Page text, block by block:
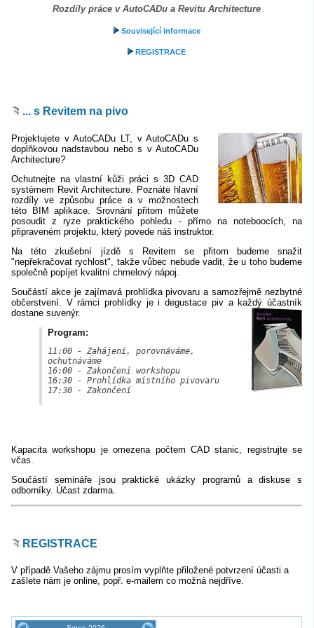
Rozdíly práce v AutoCADu a Revitu Architecture
Související informace
REGISTRACE
... s Revitem na pivo
Projektujete v AutoCADu LT, v AutoCADu s
doplňkovou nadstavbou nebo s v AutoCADu
Architecture?
Ochutnejte na vlastní kůži práci s 3D CAD
systémem Revit Architecture. Poznáte hlavní
rozdíly ve způsobu práce a v možnostech
této BIM aplikace. Srovnání přitom můžete
posoudit z ryze praktického pohledu - přímo na noteboocích, na
připraveném projektu, který povede náš instruktor.
Na této zkušební jízdě s Revitem se přitom budeme snažit
"nepřekračovat rychlost", takže vůbec nebude vadit, že u toho budeme
společně popíjet kvalitní chmelový nápoj.
Součástí akce je zajímavá prohlídka pivovaru a samozřejmě nezbytné
občerstvení. V rámci prohlídky je i degustace piv a každý účastník
dostane suvenýr.
Program:
11:00 - Zahájení, porovnáváme,
ochutnáváme
16:00 - Zakončení workshopu
16:30 - Prohlídka místního pivovaru
17:30 - Zakončení
Kapacita workshopu je omezena počtem CAD stanic, registrujte se
včas.
Součástí semináře jsou praktické ukázky programů a diskuse s
odborníky. Účast zdarma.
REGISTRACE
V případě Vašeho zájmu prosím vyplňte přiložené potvrzení účasti a
zašlete nám je online, popř. e-mailem co možná nejdříve.